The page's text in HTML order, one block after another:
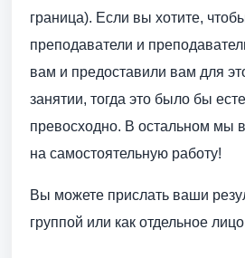
граница). Если вы хотите,
преподаватели и
вам и предоставили вам для
занятии, тогда это было бы
превосходно. В остальном мы
на самостоятельную работу!
Вы можете прислать ваши
группой или как отдельное